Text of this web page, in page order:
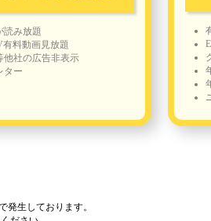
読み放題
有料動画見放題
他社の広告非表示
ター
生しております。